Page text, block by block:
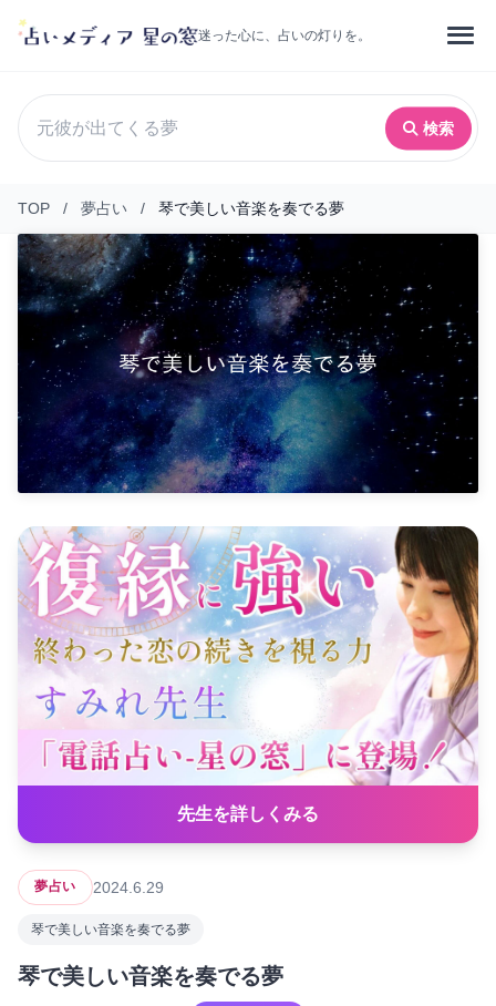
迷った心に、占いの灯りを。
検索
TOP / 夢占い / 琴で美しい音楽を奏でる夢
先生を詳しくみる
夢占い 2024.6.29
琴で美しい音楽を奏でる夢
琴で美しい音楽を奏でる夢